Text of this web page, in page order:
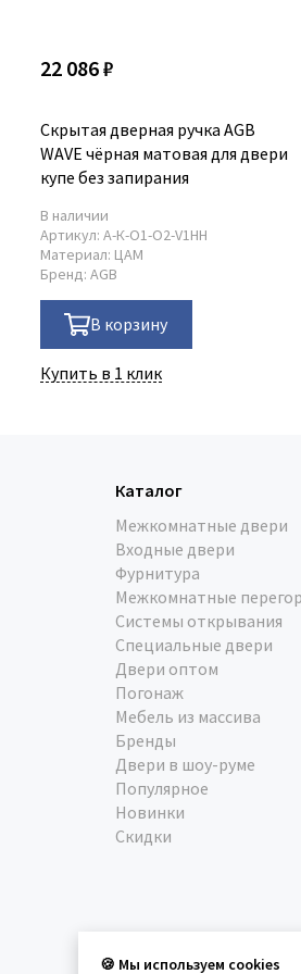
22 086 ₽
Скрытая дверная ручка AGB
WAVE чёрная матовая для двери
купе без запирания
В наличии
Артикул: А-К-O1-O2-V1HH
Материал: ЦАМ
Бренд: AGB
В корзину
Купить в 1 клик
Каталог
Межкомнатные двери
Входные двери
Фурнитура
Межкомнатные
Системы открывания
Специальные двери
Двери оптом
Погонаж
Мебель из массива
Бренды
Двери в шоу-руме
Популярное
Новинки
Скидки
🍪 Мы используем cookies